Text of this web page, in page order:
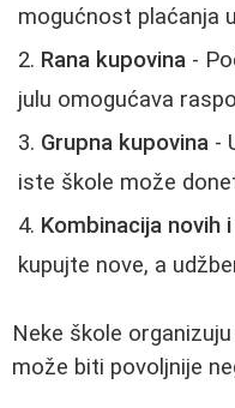
mogućnost plaćanja
Rana kupovina -
julu omogućava
Grupna kupovina -
iste škole može
Kombinacija novih
kupujte nove, a
Neke škole
može biti povoljnije